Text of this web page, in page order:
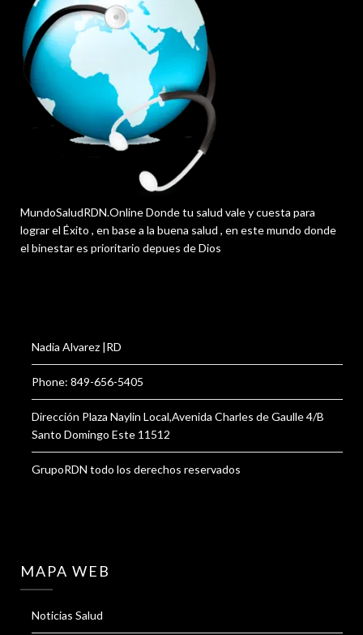
MundoSaludRDN.Online Donde tu salud vale y cuesta para
lograr el Éxito , en base a la buena salud , en este mundo donde
el binestar es prioritario depues de Dios
Nadia Alvarez |RD
Phone: 849-656-5405
Dirección Plaza Naylin Local,Avenida Charles de Gaulle 4/B
Santo Domingo Este 11512
GrupoRDN todo los derechos reservados
MAPA WEB
Noticias Salud